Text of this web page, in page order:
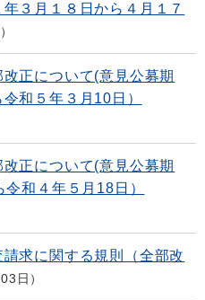
３月１８日から４月１７
正について(意見公募期
和５年３月10日）
正について(意見公募期
和４年５月18日）
求に関する規則（全部改
日